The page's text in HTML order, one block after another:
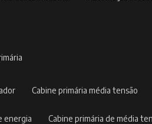
cabine primária média tensão
energia cabine primária de média